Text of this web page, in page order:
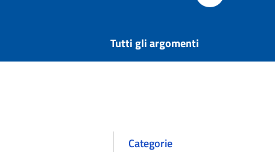
Tutti gli argomenti
Categorie